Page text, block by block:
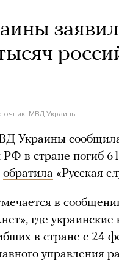
МВД Украины
Украины
в стране погиб
обратила «Русская
в
где
в стране с 24
управления